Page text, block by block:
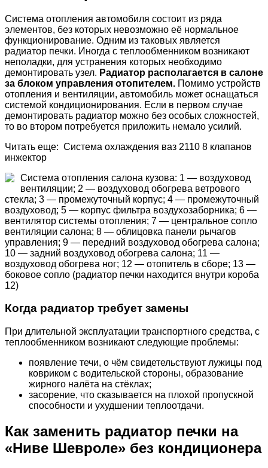
Система отопления автомобиля состоит из ряда
элементов, без которых невозможно её нормальное
функционирование. Одним из таковых является
радиатор печки. Иногда с теплообменником возникают
неполадки, для устранения которых необходимо
демонтировать узел. Радиатор располагается в салоне
за блоком управления отопителем. Помимо устройств
отопления и вентиляции, автомобиль может оснащаться
системой кондиционирования. Если в первом случае
демонтировать радиатор можно без особых сложностей,
то во втором потребуется приложить немало усилий.
Читать еще: Система охлаждения ваз 2110 8 клапанов
инжектор
Система отопления салона кузова: 1 — воздуховод
вентиляции; 2 — воздуховод обогрева ветрового
стекла; 3 — промежуточный корпус; 4 — промежуточный
воздуховод; 5 — корпус фильтра воздухозаборника; 6 —
вентилятор системы отопления; 7 — центральное сопло
вентиляции салона; 8 — облицовка панели рычагов
управления; 9 — передний воздуховод обогрева салона;
10 — задний воздуховод обогрева салона; 11 —
воздуховод обогрева ног; 12 — отопитель в сборе; 13 —
боковое сопло (радиатор печки находится внутри короба
12)
Когда радиатор требует замены
При длительной эксплуатации транспортного средства, с
теплообменником возникают следующие проблемы:
появление течи, о чём свидетельствуют лужицы под
ковриком с водительской стороны, образование
жирного налёта на стёклах;
засорение, что сказывается на плохой пропускной
способности и ухудшении теплоотдачи.
Как заменить радиатор печки на
«Ниве Шевроле» без кондиционера